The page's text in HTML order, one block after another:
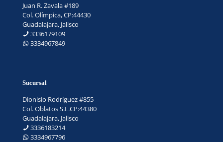
Juan R. Zavala #189
Col. Olímpica, CP:44430
Guadalajara, Jalisco
3336179109
3334967849
Sucursal
Dionisio Rodríguez #855
Col. Oblatos S.L.CP:44380
Guadalajara, Jalisco
3336183214
3334967796